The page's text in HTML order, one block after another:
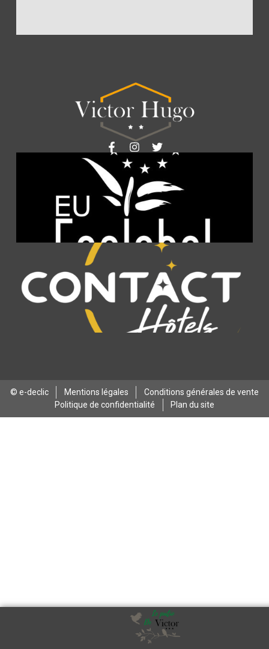
© e-declic Mentions légales
Conditions générales de vente
Politique de confidentialité
Plan du site